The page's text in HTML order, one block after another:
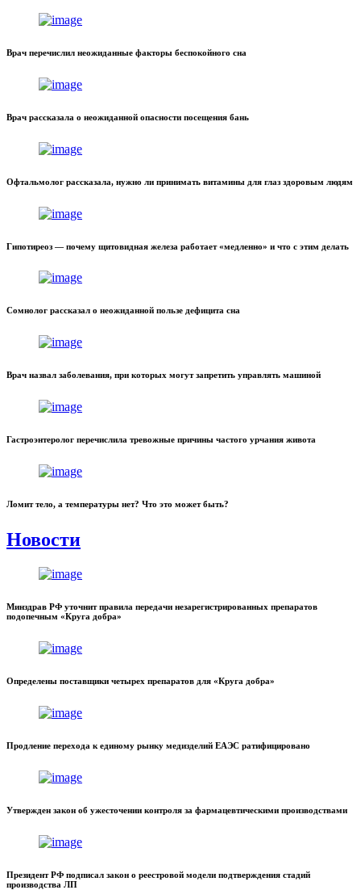
Врач перечислил неожиданные факторы беспокойного сна
Врач рассказала о неожиданной опасности посещения бань
Офтальмолог рассказала, нужно ли принимать витамины для глаз здоровым людям
Гипотиреоз — почему щитовидная железа работает «медленно» и что с этим делать
Сомнолог рассказал о неожиданной пользе дефицита сна
Врач назвал заболевания, при которых могут запретить управлять машиной
Гастроэнтеролог перечислила тревожные причины частого урчания живота
Ломит тело, а температуры нет? Что это может быть?
Новости
Минздрав РФ уточнит правила передачи незарегистрированных препаратов
подопечным «Круга добра»
Определены поставщики четырех препаратов для «Круга добра»
Продление перехода к единому рынку медизделий ЕАЭС ратифицировано
Утвержден закон об ужесточении контроля за фармацевтическими производствами
Президент РФ подписал закон о реестровой модели подтверждения стадий
производства ЛП